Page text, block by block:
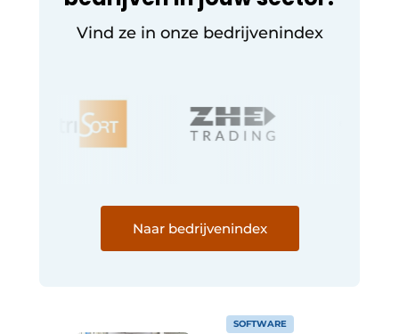
Vind ze in onze bedrijvenindex
Naar bedrijvenindex
SOFTWARE